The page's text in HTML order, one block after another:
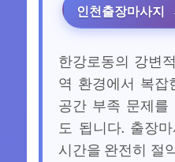
인천출장마사지
한강로동의 강변
역 환경에서 복
공간 부족 문제
도 됩니다. 출장
시간을 완전히 절